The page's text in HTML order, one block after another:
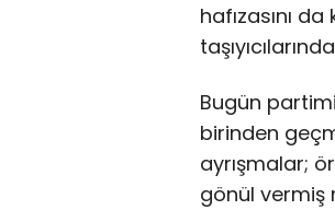
hafızasını
Bugün
birinden
ayrışmalar;
gönül vermiş